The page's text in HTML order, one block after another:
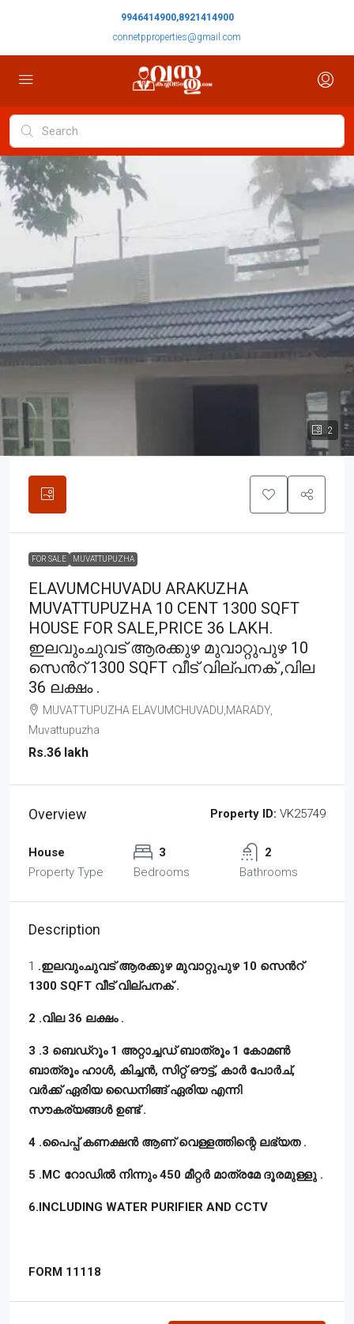
9946414900,8921414900
connetpproperties@gmail.com
2
FOR SALE MUVATTUPUZHA
ELAVUMCHUVADU ARAKUZHA
MUVATTUPUZHA 10 CENT 1300 SQFT
HOUSE FOR SALE,PRICE 36 LAKH.
ഇലവുംചുവട് ആരക്കുഴ മുവാറ്റുപുഴ 10
സെൻറ് 1300 SQFT വീട് വില്പനക് ,വില
36 ലക്ഷം .
MUVATTUPUZHA ELAVUMCHUVADU,MARADY,
Muvattupuzha
Rs.36 lakh
Overview Property ID: VK25749
House
Property Type
3
Bedrooms
2
Bathrooms
Description
1 .ഇലവുംചുവട് ആരക്കുഴ മുവാറ്റുപുഴ 10 സെൻറ്
1300 SQFT വീട് വില്പനക് .
2 .വില 36 ലക്ഷം .
3 .3 ബെഡ്‌റൂം 1 അറ്റാച്ചഡ് ബാത്രൂം 1 കോമൺ
ബാത്രൂം ഹാൾ, കിച്ചൻ, സിറ്റ് ഔട്ട്, കാർ പോർച്,
വർക്ക് ഏരിയ ഡൈനിങ്ങ് ഏരിയ എന്നി
സൗകര്യങ്ങൾ ഉണ്ട് .
4 .പൈപ്പ് കണക്ഷൻ ആണ് വെള്ളത്തിന്റെ ലഭ്യത .
5 .MC റോഡിൽ നിന്നും 450 മീറ്റർ മാത്രമേ ദൂരമുള്ളു .
6.INCLUDING WATER PURIFIER AND CCTV
FORM 11118